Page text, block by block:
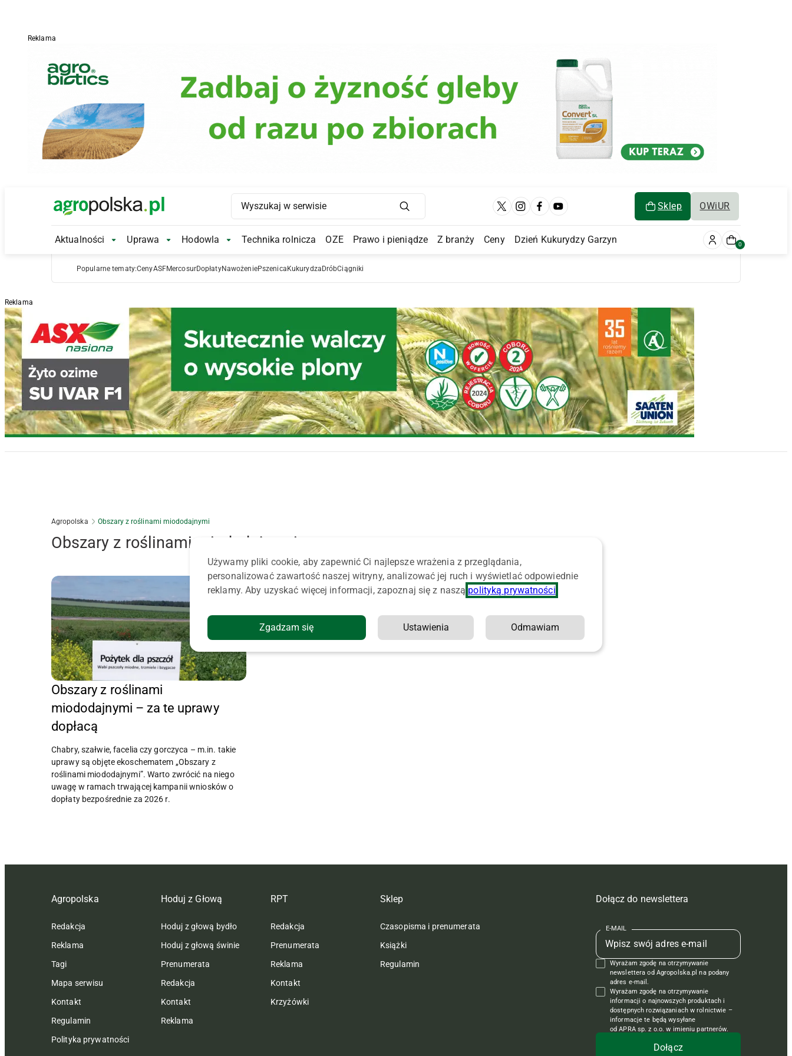
Reklama
Main Logo Sklep OWiUR
Main Navigation
Aktualności Aktualności Submenu
Uprawa Uprawa Submenu
Hodowla Hodowla Submenu
Technika rolnicza OZE Prawo i pieniądze Z branży Ceny Dzień Kukurydzy Garzyn 0
Popularne tematy:CenyASFMercosurDopłatyNawożeniePszenica Kukurydza DróbCiągniki
Reklama
Agropolska Obszary z roślinami miododajnymi
Obszary z roślinami miododajnymi
Obszary z roślinami
miododajnymi – za te uprawy
dopłacą
Chabry, szałwie, facelia czy gorczyca – m.in. takie
uprawy są objęte ekoschematem „Obszary z
roślinami miododajnymi”. Warto zwrócić na niego
uwagę w ramach trwającej kampanii wniosków o
dopłaty bezpośrednie za 2026 r.
Agropolska
Redakcja
Reklama
Tagi
Mapa serwisu
Kontakt
Regulamin
Polityka prywatności
Hoduj z Głową
Hoduj z głową bydło
Hoduj z głową świnie
Prenumerata
Redakcja
Kontakt
Reklama
RPT
Redakcja
Prenumerata
Reklama
Kontakt
Krzyżówki
Sklep
Czasopisma i prenumerata
Książki
Regulamin
Dołącz do newslettera
E-MAIL
Wyrażam zgodę na otrzymywanie
newslettera od Agropolska.pl na podany
adres e-mail.
Wyrażam zgodę na otrzymywanie
informacji o najnowszych produktach i
dostępnych rozwiązaniach w rolnictwie –
informacje te będą wysyłane
od APRA sp. z o.o. w imieniu partnerów.
Używamy pliki cookie, aby zapewnić Ci najlepsze wrażenia z przeglądania,
personalizować zawartość naszej witryny, analizować jej ruch i wyświetlać odpowiednie
reklamy. Aby uzyskać więcej informacji, zapoznaj się z naszą polityką prywatności
Zgadzam się Ustawienia Odmawiam